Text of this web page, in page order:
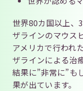
世界80カ国以上、
ザラインのマウス
アメリカで行われ
ザラインによる治
結果に”非常に”も
果が出ています。